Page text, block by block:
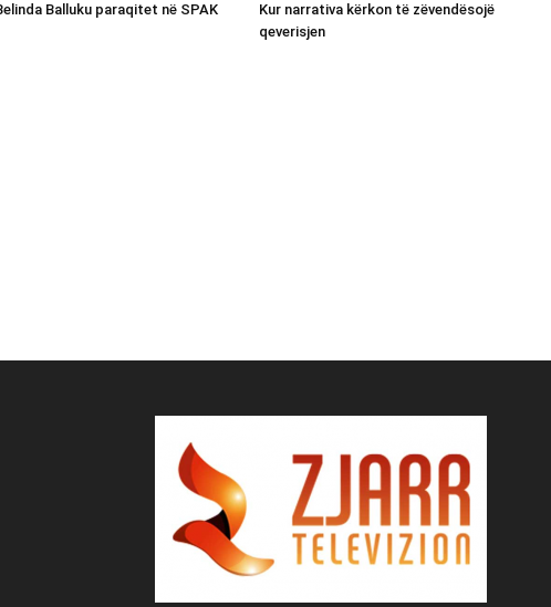
Balluku paraqitet në SPAK
Kur narrativa kërkon të zëvendësojë
qeverisjen